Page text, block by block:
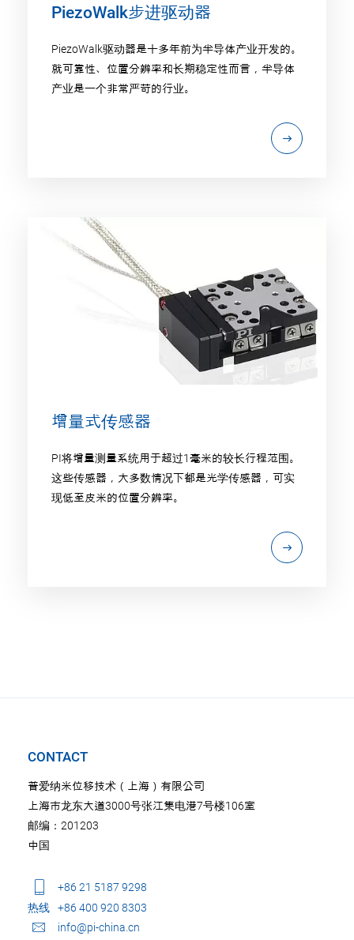
PiezoWalk步进驱动器
PiezoWalk驱动器是十多年前为半导体产业开发的。
就可靠性、位置分辨率和长期稳定性而言，半导体
产业是一个非常严苛的行业。
增量式传感器
PI将增量测量系统用于超过1毫米的较长行程范围。
这些传感器，大多数情况下都是光学传感器，可实
现低至皮米的位置分辨率。
CONTACT
普爱纳米位移技术（上海）有限公司
上海市龙东大道3000号张江集电港7号楼106室
邮编：201203
中国
+86 21 5187 9298
热线
+86 400 920 8303
info@pi-china.cn